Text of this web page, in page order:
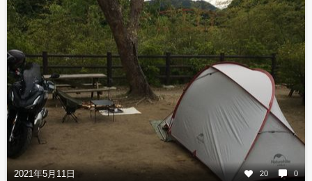
2021年5月11日 20 0